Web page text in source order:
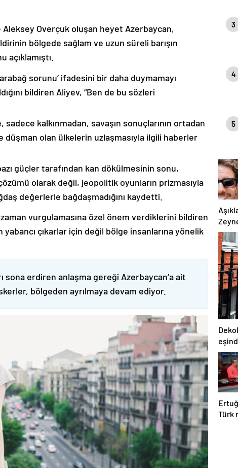
Aleksey Overçuk oluşan heyet Azerbaycan,
bölgede sağlam ve uzun süreli barışın
açıklamıştı.
sorunu’ ifadesini bir daha duymamayı
bildiren Aliyev, “Ben de bu sözleri
kalkınmadan, savaşın sonuçlarının ortadan
düşman olan ülkelerin uzlaşmasıyla ilgili haberler
güçler tarafından kan dökülmesinin sonu,
olarak değil, jeopolitik oyunların prizmasıyla
değerlerle bağdaşmadığını kaydetti.
vurgulamasına özel önem verdiklerini bildiren
yabancı çıkarlar için değil bölge insanlarına yönelik
sona erdiren anlaşma gereği Azerbaycan’a ait
bölgeden ayrılmaya devam ediyor.
3
4
5
yeni
Türk